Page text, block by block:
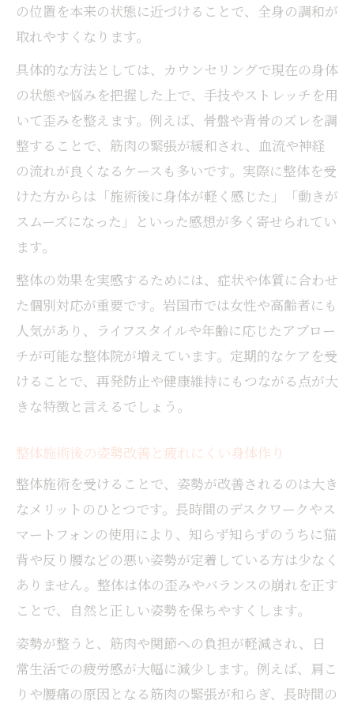
の位置を本来の状態に近づけることで、全身の調和が
取れやすくなります。
具体的な方法としては、カウンセリングで現在の身体
の状態や悩みを把握した上で、手技やストレッチを用
いて歪みを整えます。例えば、骨盤や背骨のズレを調
整することで、筋肉の緊張が緩和され、血流や神経
の流れが良くなるケースも多いです。実際に整体を受
けた方からは「施術後に身体が軽く感じた」「動きが
スムーズになった」といった感想が多く寄せられてい
ます。
整体の効果を実感するためには、症状や体質に合わせ
た個別対応が重要です。岩国市では女性や高齢者にも
人気があり、ライフスタイルや年齢に応じたアプロー
チが可能な整体院が増えています。定期的なケアを受
けることで、再発防止や健康維持にもつながる点が大
きな特徴と言えるでしょう。
整体施術後の姿勢改善と疲れにくい身体作り
整体施術を受けることで、姿勢が改善されるのは大き
なメリットのひとつです。長時間のデスクワークやス
マートフォンの使用により、知らず知らずのうちに猫
背や反り腰などの悪い姿勢が定着している方は少なく
ありません。整体は体の歪みやバランスの崩れを正す
ことで、自然と正しい姿勢を保ちやすくします。
姿勢が整うと、筋肉や関節への負担が軽減され、日
常生活での疲労感が大幅に減少します。例えば、肩こ
りや腰痛の原因となる筋肉の緊張が和らぎ、長時間の